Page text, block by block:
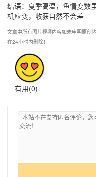
结语：夏季高温，鱼情变数
机应变，收获自然不会差
文章中所有图片视频内容如未申明原创
在24小时内删除！
有用(0)